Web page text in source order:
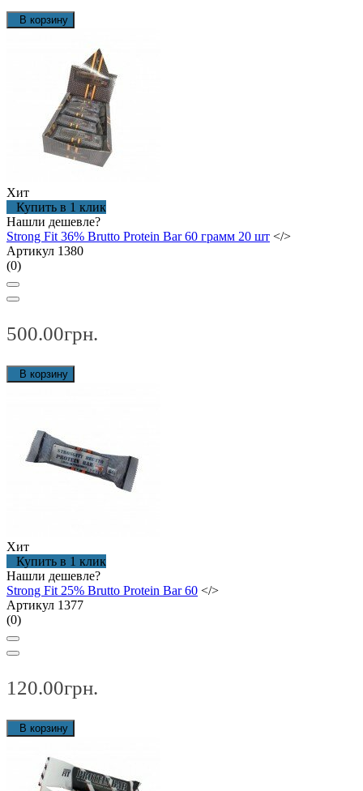
В корзину
Хит
Купить в 1 клик
Нашли дешевле?
Strong Fit 36% Brutto Protein Bar 60 грамм 20 шт </>
Артикул 1380
(0)
500.00грн.
В корзину
Хит
Купить в 1 клик
Нашли дешевле?
Strong Fit 25% Brutto Protein Bar 60 </>
Артикул 1377
(0)
120.00грн.
В корзину